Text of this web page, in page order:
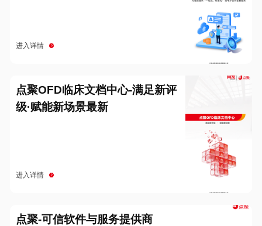
进入详情
点聚OFD临床文档中心-满足新评
级·赋能新场景最新
进入详情
点聚-可信软件与服务提供商